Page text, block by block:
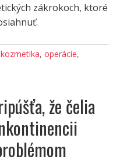
zákrokoch, ktoré
kozmetika, operácie,
že čelia